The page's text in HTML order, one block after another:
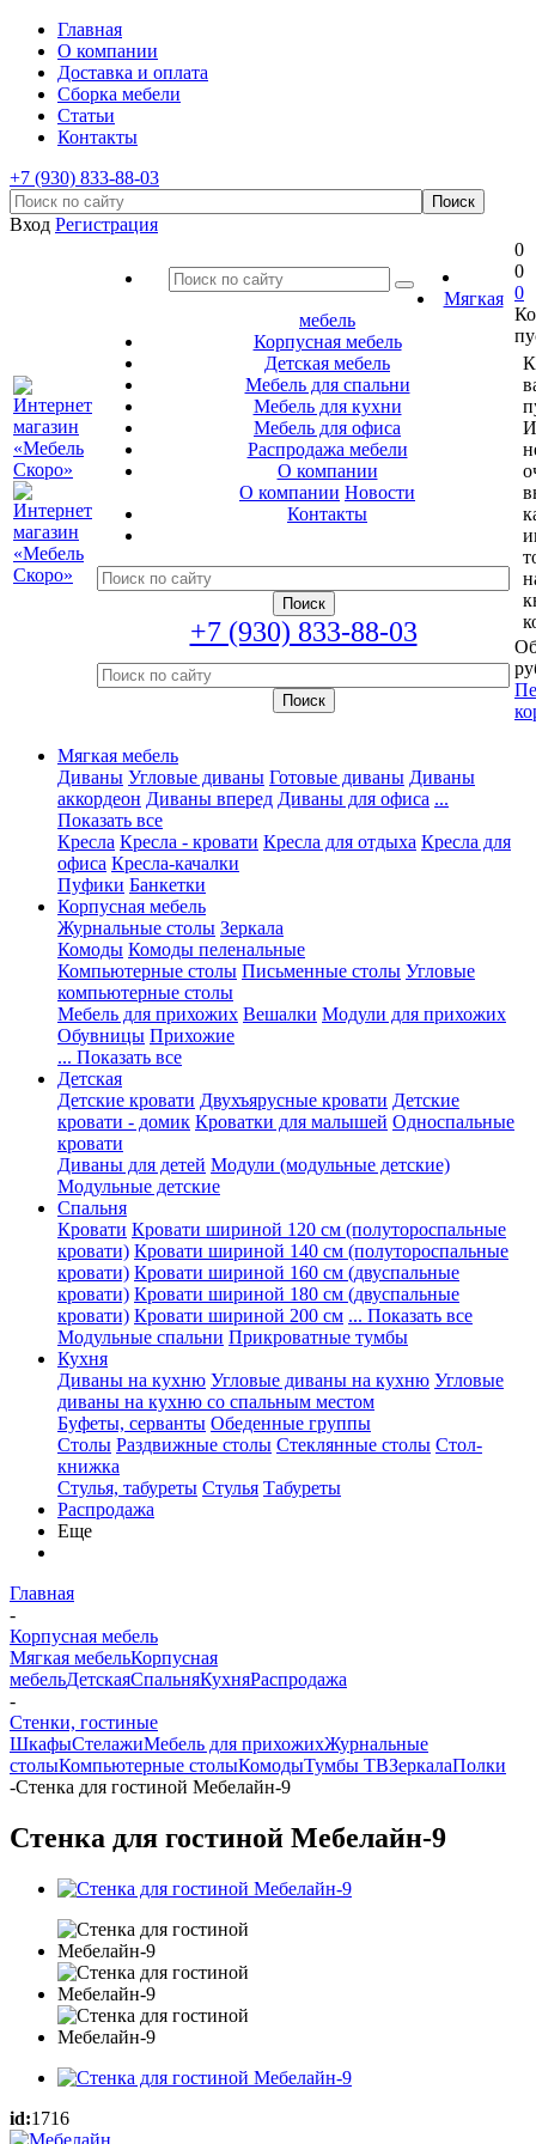
Главная
О компании
Доставка и оплата
Сборка мебели
Статьи
Контакты
+7 (930) 833-88-03
Вход Регистрация
Мягкая
мебель
Корпусная мебель
Детская мебель
Мебель для спальни
Мебель для кухни
Мебель для офиса
Распродажа мебели
О компании
О компании Новости
Контакты
+7 (930) 833-88-03
0
0
0
Мягкая мебель
Диваны Угловые диваны Готовые диваны Диваны
аккордеон Диваны вперед Диваны для офиса ...
Показать все
Кресла Кресла - кровати Кресла для отдыха Кресла для
офиса Кресла-качалки
Пуфики Банкетки
Корпусная мебель
Журнальные столы Зеркала
Комоды Комоды пеленальные
Компьютерные столы Письменные столы Угловые
компьютерные столы
Мебель для прихожих Вешалки Модули для прихожих
Обувницы Прихожие
... Показать все
Детская
Детские кровати Двухъярусные кровати Детские
кровати - домик Кроватки для малышей Односпальные
кровати
Диваны для детей Модули (модульные детские)
Модульные детские
Спальня
Кровати Кровати шириной 120 см (полутороспальные
кровати) Кровати шириной 140 см (полутороспальные
кровати) Кровати шириной 160 см (двуспальные
кровати) Кровати шириной 180 см (двуспальные
кровати) Кровати шириной 200 см ... Показать все
Модульные спальни Прикроватные тумбы
Кухня
Диваны на кухню Угловые диваны на кухню Угловые
диваны на кухню со спальным местом
Буфеты, серванты Обеденные группы
Столы Раздвижные столы Стеклянные столы Стол-
книжка
Стулья, табуреты Стулья Табуреты
Распродажа
Еще
Главная
-
Корпусная мебель
Мягкая мебельКорпусная
мебельДетскаяСпальняКухняРаспродажа
-
Стенки, гостиные
ШкафыСтелажиМебель для прихожихЖурнальные
столыКомпьютерные столыКомодыТумбы ТВЗеркалаПолки
-Стенка для гостиной Мебелайн-9
Стенка для гостиной Мебелайн-9
id:1716